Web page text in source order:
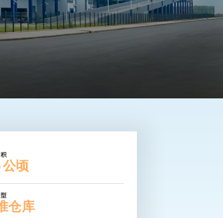
公顷
仓库